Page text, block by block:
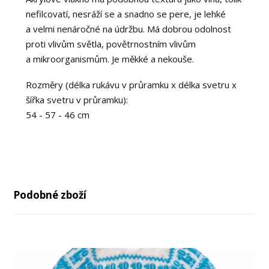
nefilcovatí, nesráží se a snadno se pere, je lehké
a velmi nenáročné na údržbu. Má dobrou odolnost
proti vlivům světla, povětrnostním vlivům
a mikroorganismům. Je měkké a nekouše.
Rozměry (délka rukávu v průramku x délka svetru x
šířka svetru v průramku):
54 - 57 - 46 cm
Podobné zboží